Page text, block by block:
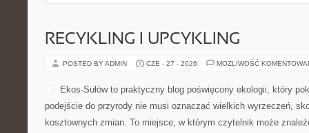
RECYKLING I UPCYKLING
POSTED BY ADMIN CZE - 27 - 2026 MOŻLIWOŚĆ
Ekos-Sułów to praktyczny blog poświęcony ekologii, który
podejście do przyrody nie musi oznaczać wielkich wyrzeczeń,
kosztownych zmian. To miejsce, w którym czytelnik może